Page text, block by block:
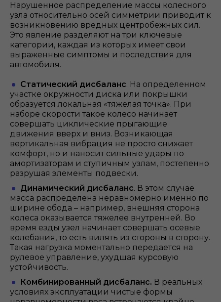
Нарушенное распределение массы колесного
узла относительно осей симметрии приводит к
возникновению вредных центробежных сил.
Это явление разделяют на три ключевые
категории, каждая из которых имеет свои
выраженные симптомы и последствия для
автомобиля.
Статический дисбаланс. На определенном
участке окружности диска или покрышки
образуется локальная «тяжелая точка». При
наборе скорости такое колесо начинает
совершать циклические прыгающие
движения вверх и вниз. Возникающая
вертикальная вибрация не просто снижает
комфорт, но и наносит сильные удары по
амортизаторам и ступичным узлам, постепенно
разрушая элементы подвески.
Динамический дисбаланс. В этом случае
масса распределена неравномерно именно по
ширине обода – например, внешняя сторона
колеса оказывается тяжелее внутренней. Во
время езды узел начинает совершать осевые
колебания, то есть вилять из стороны в сторону.
Такая нагрузка моментально передается на
рулевое управление, ухудшая курсовую
устойчивость.
Комбинированный дисбаланс. В реальных
условиях эксплуатации чистые формы